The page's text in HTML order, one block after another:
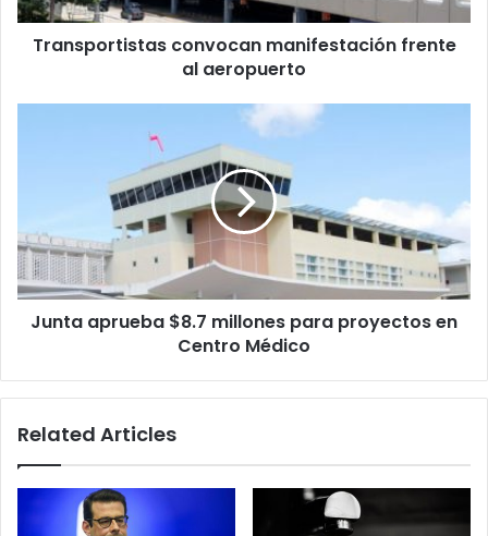
Transportistas convocan manifestación frente
al aeropuerto
en
Centro
Médico
Junta aprueba $8.7 millones para proyectos en
Centro Médico
Related Articles